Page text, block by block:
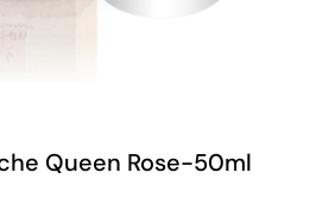
Queen Rose-50ml